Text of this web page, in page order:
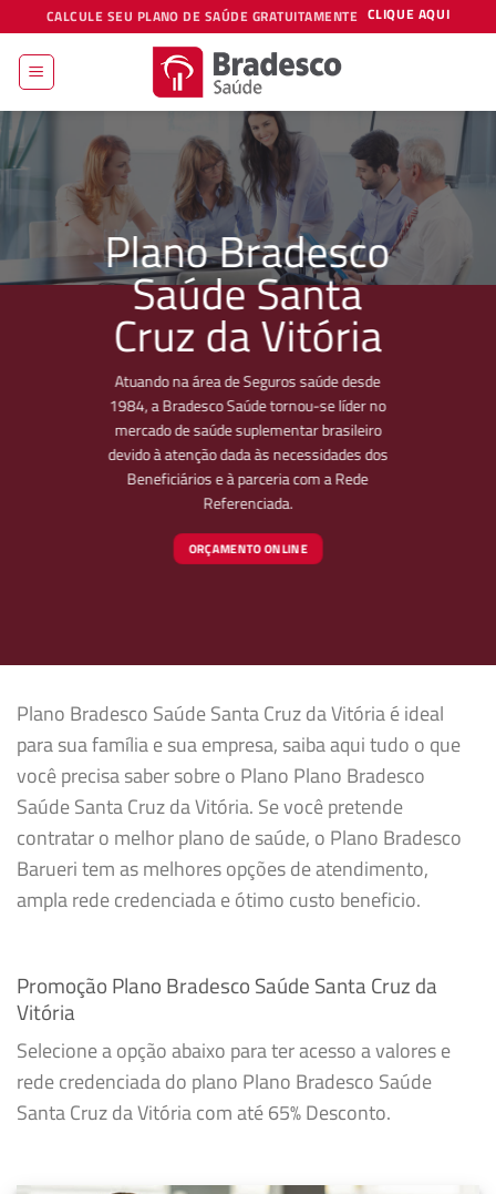
to
content
CALCULE SEU PLANO DE SAÚDE GRATUITAMENTE CLIQUE AQUI
Plano Bradesco
Saúde Santa
Cruz da Vitória
Atuando na área de Seguros saúde desde
1984, a Bradesco Saúde tornou-se líder no
mercado de saúde suplementar brasileiro
devido à atenção dada às necessidades dos
Beneficiários e à parceria com a Rede
Referenciada.
ORÇAMENTO ONLINE
Plano Bradesco Saúde Santa Cruz da Vitória é ideal
para sua família e sua empresa, saiba aqui tudo o que
você precisa saber sobre o Plano Plano Bradesco
Saúde Santa Cruz da Vitória. Se você pretende
contratar o melhor plano de saúde, o Plano Bradesco
Barueri tem as melhores opções de atendimento,
ampla rede credenciada e ótimo custo beneficio.
Promoção Plano Bradesco Saúde Santa Cruz da
Vitória
Selecione a opção abaixo para ter acesso a valores e
rede credenciada do plano Plano Bradesco Saúde
Santa Cruz da Vitória com até 65% Desconto.